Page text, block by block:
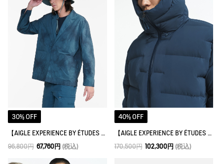
30% OFF
【AIGLE EXPERIENCE BY ÉTUDES STUDIO】マーブルブレザー
96,800円 67,760円 (税込)
40% OFF
【AIGLE EXPERIENCE BY ÉTUDES STUDIO】ゴアテックスウィンドストッパー® キルティングジャケット
170,500円 102,300円 (税込)